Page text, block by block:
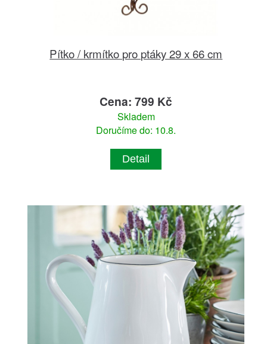
Pítko / krmítko pro ptáky 29 x 66 cm
Cena: 799 Kč
Skladem
Doručíme do: 10.8.
Detail